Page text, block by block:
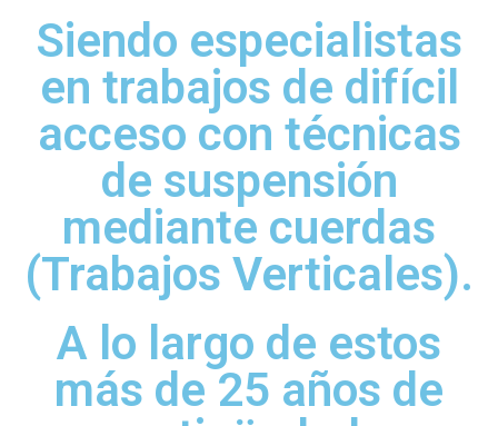
Siendo especialistas
en trabajos de difícil
acceso con técnicas
de suspensión
mediante cuerdas
(Trabajos Verticales).
A lo largo de estos
más de 25 años de